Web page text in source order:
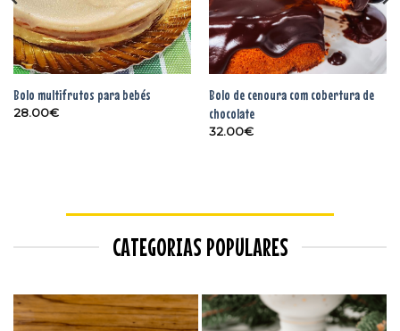
Bolo multifrutos para bebés
28.00€
Bolo de cenoura com cobertura de
chocolate
32.00€
CATEGORIAS POPULARES